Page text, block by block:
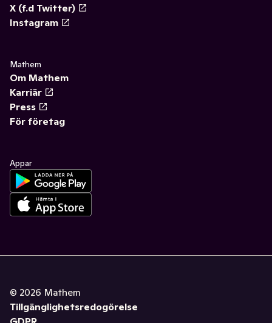
X (f.d Twitter)
Instagram
Mathem
Om Mathem
Karriär
Press
För företag
Appar
© 2026 Mathem
Tillgänglighetsredogörelse